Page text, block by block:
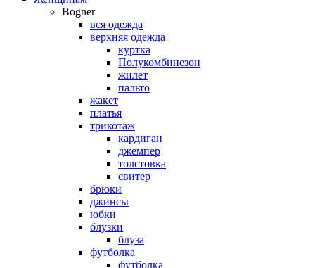
Bogner
вся одежда
верхняя одежда
куртка
Полукомбинезон
жилет
пальто
жакет
платья
трикотаж
кардиган
джемпер
толстовка
свитер
брюки
джинсы
юбки
блузки
блуза
футболка
футболка